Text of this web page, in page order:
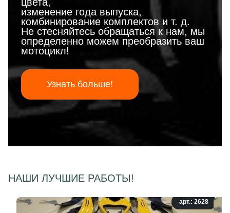
изменение года выпуска,
комбинирование комплектов и т. д.
Не стесняйтесь обращаться к нам, мы
определенно можем преобразить ваш
мотоцикл!
Узнать больше!
НАШИ ЛУЧШИЕ РАБОТЫ!
арт.: 2628